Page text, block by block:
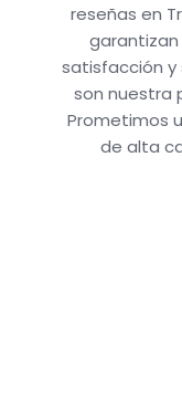
reseñas en
satisfacción y
son nuestra
Prometimos
de alta